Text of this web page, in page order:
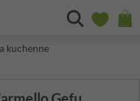
kuchenne